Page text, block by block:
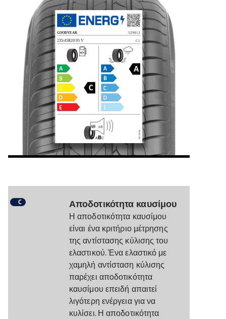
C Αποδοτικότητα καυσίμου
Η αποδοτικότητα καυσίμου
είναι ένα κριτήριο μέτρησης
της αντίστασης κύλισης του
ελαστικού. Ένα ελαστικό με
χαμηλή αντίσταση κύλισης
παρέχει αποδοτικότητα
καυσίμου επειδή απαιτεί
λιγότερη ενέργεια για να
κυλίσει. Η αποδοτικότητα